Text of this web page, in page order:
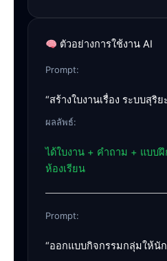
ตัวอย่างการใช้งาน AI
Prompt:
“สร้างใบงานเรื่อง ระบบสุริย
ผลลัพธ์:
ได้ใบงาน + คำถาม + แบบ
ห้องเรียน
Prompt:
“ออกแบบกิจกรรมกลุ่มให้นัก